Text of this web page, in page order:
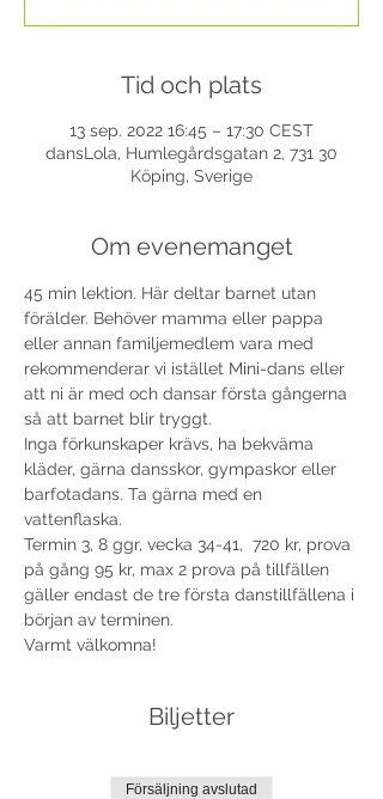
Tid och plats
13 sep. 2022 16:45 – 17:30 CEST
dansLola, Humlegårdsgatan 2, 731 30
Köping, Sverige
Om evenemanget
45 min lektion. Här deltar barnet utan
förälder. Behöver mamma eller pappa
eller annan familjemedlem vara med
rekommenderar vi istället Mini-dans eller
att ni är med och dansar första gångerna
så att barnet blir tryggt.
Inga förkunskaper krävs, ha bekväma
kläder, gärna dansskor, gympaskor eller
barfotadans. Ta gärna med en
vattenflaska.
Termin 3, 8 ggr, vecka 34-41,  720 kr, prova
på gång 95 kr, max 2 prova på tillfällen
gäller endast de tre första danstillfällena i
början av terminen.
Varmt välkomna!
Biljetter
Försäljning avslutad